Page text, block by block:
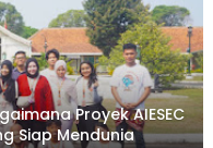
Proyek AIESEC
Siap Mendunia